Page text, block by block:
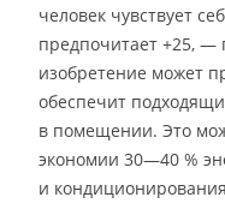
человек чувствует
предпочитает +25,
изобретение может
обеспечит
в помещении. Это
экономии 30—40 %
и